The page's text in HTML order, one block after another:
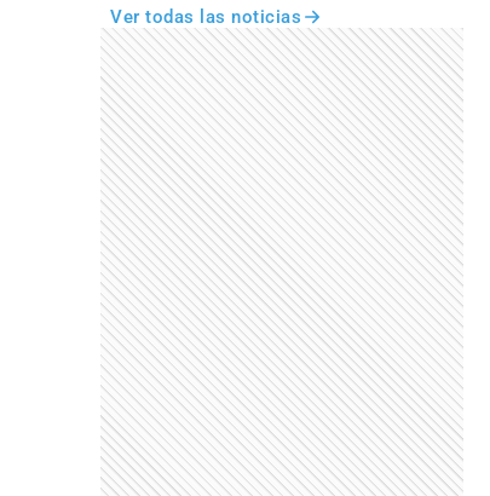
Ver todas las noticias